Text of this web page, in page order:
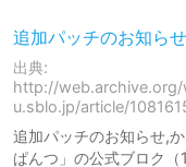
追加パッチのお知ら
出典:
http://
u.sblo.jp/article/
追加パッチのお知らせ,
ぱんつ」の公式ブロク（